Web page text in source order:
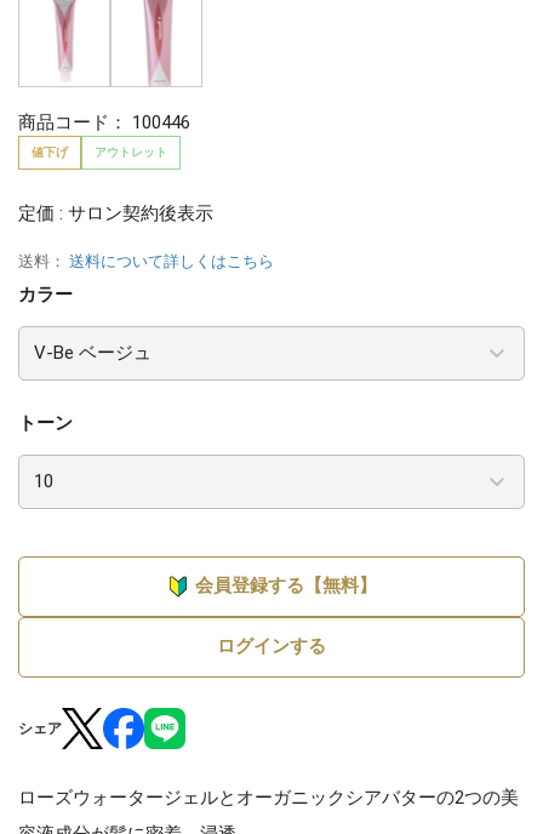
商品コード： 100446
値下げ アウトレット
定価 : サロン契約後表示
送料： 送料について詳しくはこちら
カラー
トーン
会員登録する【無料】
ログインする
シェア
ローズウォータージェルとオーガニックシアバターの2つの美